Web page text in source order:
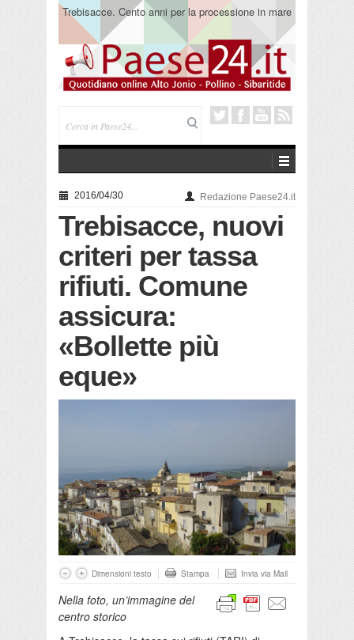
Trebisacce. Cento anni per la processione in mare
di San Rocco. Arriva la reliquia
2016/04/30 Redazione Paese24.it
Trebisacce, nuovi
criteri per tassa
rifiuti. Comune
assicura:
«Bollette più
eque»
Dimensioni testo Stampa Invia via Mail
Nella foto, un’immagine del
centro storico